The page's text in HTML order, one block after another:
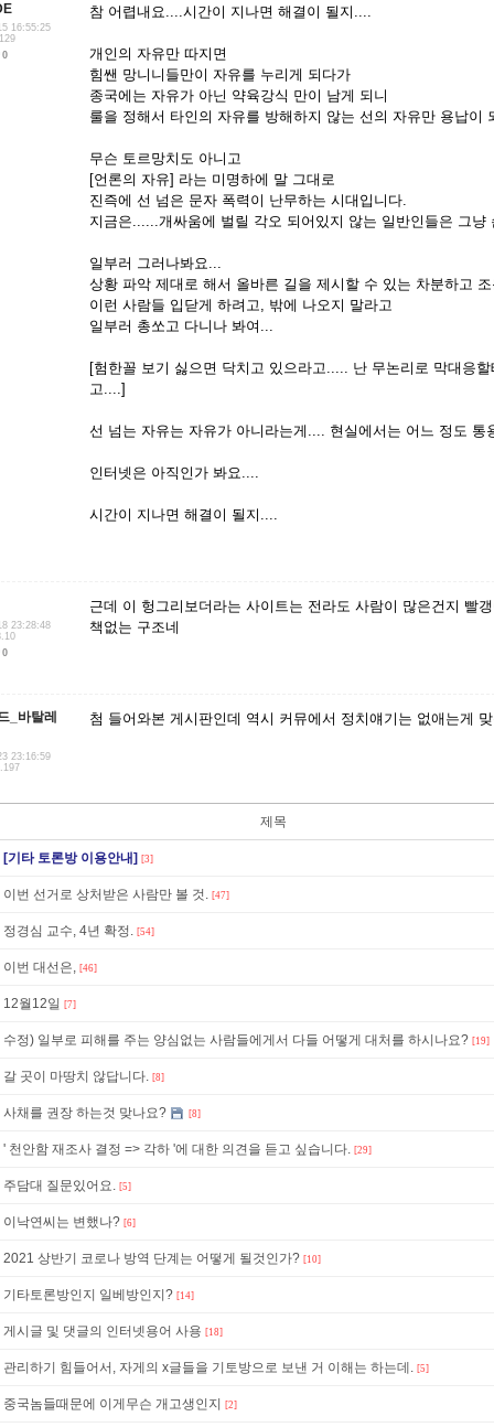
16:55:25
0
참 어렵내요....시간이 지나면 해결이 될지....
개인의 자유만 따지면
힘쌘 망니니들만이 자유를 누리게 되다가
종국에는 자유가 아닌 약육강식 만이 남게 되니
룰을 정해서 타인의 자유를 방해하지 않는 선의 자유만 용납이
무슨 토르망치도 아니고
[언론의 자유] 라는 미명하에 말 그대로
진즉에 선 넘은 문자 폭력이 난무하는 시대입니다.
지금은......개싸움에 벌릴 각오 되어있지 않는 일반인들은 그
일부러 그러나봐요...
상황 파악 제대로 해서 올바른 길을 제시할 수 있는 차분하고
이런 사람들 입닫게 하려고, 밖에 나오지 말라고
일부러 총쏘고 다니나 봐여...
[험한꼴 보기 싫으면 닥치고 있으라고..... 난 무논리로 막대응
고....]
선 넘는 자유는 자유가 아니라는게.... 현실에서는 어느 정도 통
인터넷은 아직인가 봐요....
시간이 지나면 해결이 될지....
23:28:48
0
근데 이 헝그리보더라는 사이트는 전라도 사람이 많은건지 빨
책없는 구조네
_바탈레
23:16:59
첨 들어와본 게시판인데 역시 커뮤에서 정치얘기는 없애는게
제목
[기타 토론방 이용안내] [3]
이번 선거로 상처받은 사람만 볼 것. [47]
정경심 교수, 4년 확정. [54]
이번 대선은, [46]
12월12일 [7]
수정) 일부로 피해를 주는 양심없는 사람들에게서 다들 어떻게 대처를 하시나요? [19]
갈 곳이 마땅치 않답니다. [8]
사채를 권장 하는것 맞나요? [8]
' 천안함 재조사 결정 => 각하 '에 대한 의견을 듣고 싶습니다. [29]
주담대 질문있어요. [5]
이낙연씨는 변했나? [6]
2021 상반기 코로나 방역 단계는 어떻게 될것인가? [10]
기타토론방인지 일베방인지? [14]
게시글 및 댓글의 인터넷용어 사용 [18]
관리하기 힘들어서, 자게의 x글들을 기토방으로 보낸 거 이해는 하는데. [5]
중국놈들때문에 이게무슨 개고생인지 [2]